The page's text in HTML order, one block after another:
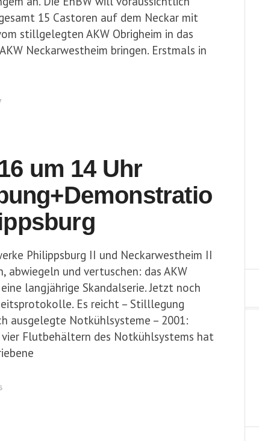
15 Castoren auf dem Neckar mit
stillgelegten AKW Obrigheim in das
Neckarwestheim bringen. Erstmals in
um 14 Uhr
Philippsburg II und Neckarwestheim II
abwiegeln und vertuschen: das AKW
langjährige Skandalserie. Jetzt noch
Es reicht – Stilllegung
ausgelegte Notkühlsysteme – 2001:
Flutbehältern des Notkühlsystems hat